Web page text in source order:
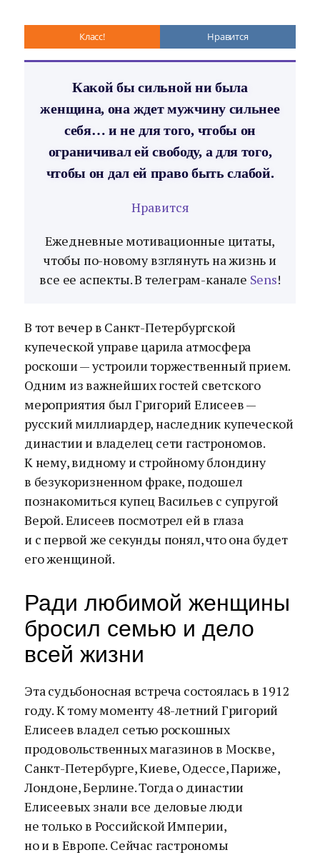
Класс! Нравится
Какой бы сильной ни была
женщина, она ждет мужчину сильнее
себя… и не для того, чтобы он
ограничивал ей свободу, а для того,
чтобы он дал ей право быть слабой.
Нравится
Ежедневные мотивационные цитаты,
чтобы по-новому взглянуть на жизнь и
все ее аспекты. В телеграм-канале Sens!
В тот вечер в Санкт-Петербургской
купеческой управе царила атмосфера
роскоши — устроили торжественный прием.
Одним из важнейших гостей светского
мероприятия был Григорий Елисеев —
русский миллиардер, наследник купеческой
династии и владелец сети гастрономов.
К нему, видному и стройному блондину
в безукоризненном фраке, подошел
познакомиться купец Васильев с супругой
Верой. Елисеев посмотрел ей в глаза
и с первой же секунды понял, что она будет
его женщиной.
Ради любимой женщины
бросил семью и дело
всей жизни
Эта судьбоносная встреча состоялась в 1912
году. К тому моменту 48-летний Григорий
Елисеев владел сетью роскошных
продовольственных магазинов в Москве,
Санкт-Петербурге, Киеве, Одессе, Париже,
Лондоне, Берлине. Тогда о династии
Елисеевых знали все деловые люди
не только в Российской Империи,
но и в Европе. Сейчас гастрономы